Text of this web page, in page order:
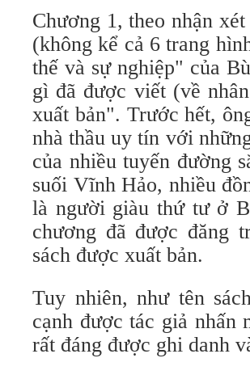
Chương 1, theo nhận
(không kể cả 6 trang
thế và sự nghiệp" của
gì đã được viết (về
xuất bản". Trước hết,
nhà thầu uy tín với
của nhiều tuyến đường
suối Vĩnh Hảo, nhiều
là người giàu thứ tư ở
chương đã được đăng
sách được xuất bản.
Tuy nhiên, như tên
cạnh được tác giả nhấn
rất đáng được ghi danh